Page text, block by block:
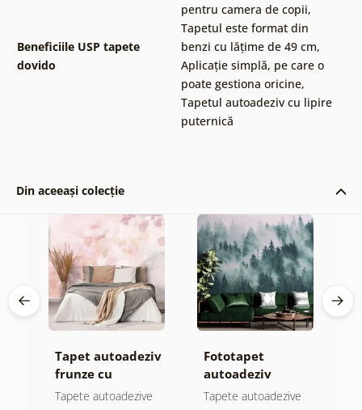
Beneficiile USP tapete
dovido
pentru camera de copii,
Tapetul este format din
benzi cu lățime de 49 cm,
Aplicație simplă, pe care o
poate gestiona oricine,
Tapetul autoadeziv cu lipire
puternică
Din aceeași colecție
Tapet autoadeziv
frunze cu
atingere
Tapete autoadezive
Fototapet
autoadeziv
pădure în ceață
Tapete autoadezive